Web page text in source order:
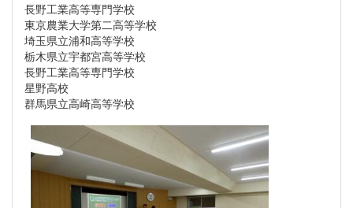
長野工業高等専門学校
東京農業大学第二高等学校
埼玉県立浦和高等学校
栃木県立宇都宮高等学校
長野工業高等専門学校
星野高校
群馬県立高崎高等学校